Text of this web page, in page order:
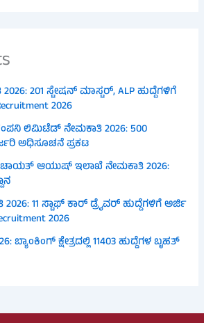
201 ಸ್ಟೇಷನ್ ಮಾಸ್ಟರ್, ALP ಹುದ್ದೆಗಳಿಗೆ
2026
ಲಿಮಿಟೆಡ್ ನೇಮಕಾತಿ 2026: 500
ಅಧಿಸೂಚನೆ ಪ್ರಕಟ
ಆಯುಷ್ ಇಲಾಖೆ ನೇಮಕಾತಿ 2026:
11 ಸ್ಟಾಫ್ ಕಾರ್ ಡ್ರೈವರ್ ಹುದ್ದೆಗಳಿಗೆ ಅರ್ಜಿ
2026
ಬ್ಯಾಂಕಿಂಗ್ ಕ್ಷೇತ್ರದಲ್ಲಿ 11403 ಹುದ್ದೆಗಳ ಬೃಹತ್